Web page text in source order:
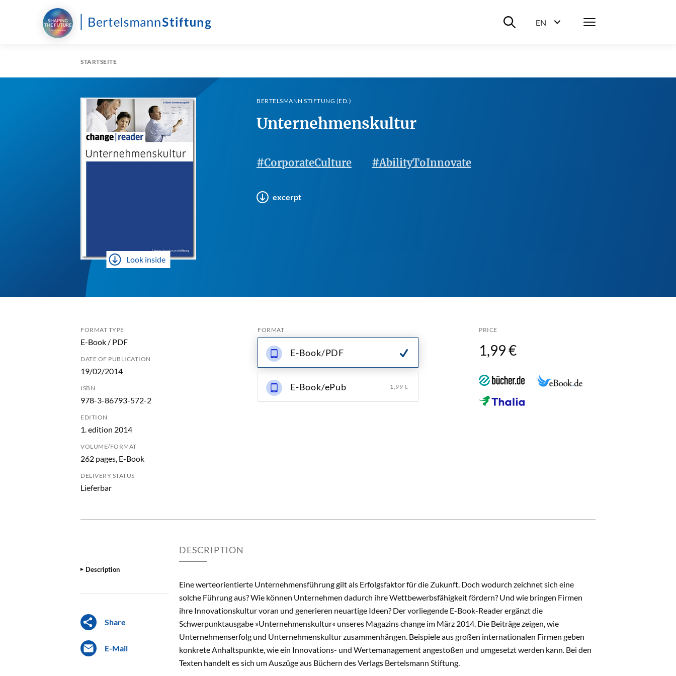
Suche ein-/ausblenden
EN
Menü
STARTSEITE
Look inside
BERTELSMANN STIFTUNG (ED.)
Unternehmenskultur
#CorporateCulture #AbilityToInnovate
excerpt
FORMAT TYPE
E-Book / PDF
DATE OF PUBLICATION
19/02/2014
ISBN
978-3-86793-572-2
EDITION
1. edition 2014
VOLUME/FORMAT
262 pages, E-Book
DELIVERY STATUS
Lieferbar
FORMAT
E-Book/PDF
E-Book/ePub 1,99 €
PRICE
1,99 €
Description
Share
E-Mail
DESCRIPTION
Eine werteorientierte Unternehmensführung gilt als Erfolgsfaktor für die Zukunft. Doch wodurch zeichnet sich eine
solche Führung aus? Wie können Unternehmen dadurch ihre Wettbewerbsfähigkeit fördern? Und wie bringen Firmen
ihre Innovationskultur voran und generieren neuartige Ideen? Der vorliegende E-Book-Reader ergänzt die
Schwerpunktausgabe »Unternehmenskultur« unseres Magazins change im März 2014. Die Beiträge zeigen, wie
Unternehmenserfolg und Unternehmenskultur zusammenhängen. Beispiele aus großen internationalen Firmen geben
konkrete Anhaltspunkte, wie ein Innovations- und Wertemanagement angestoßen und umgesetzt werden kann. Bei den
Texten handelt es sich um Auszüge aus Büchern des Verlags Bertelsmann Stiftung.